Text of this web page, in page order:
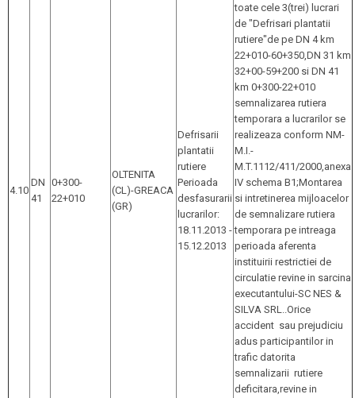
4.10
DN
41
0+300-
22+010
OLTENITA
(CL)-GREACA
(GR)
Defrisarii
plantatii
rutiere
Perioada
desfasurarii
lucrarilor:
18.11.2013 -
15.12.2013
toate cele 3(trei) lucrari
de "Defrisari plantatii
rutiere"de pe DN 4 km
22+010-60+350,DN 31 km
32+00-59+200 si DN 41
km 0+300-22+010
semnalizarea rutiera
temporara a lucrarilor se
realizeaza conform NM-
M.I.-
M.T.1112/411/2000,anexa
IV schema B1;Montarea
si intretinerea mijloacelor
de semnalizare rutiera
temporara pe intreaga
perioada aferenta
instituirii restrictiei de
circulatie revine in sarcina
executantului-SC NES &
SILVA SRL..Orice
accident sau prejudiciu
adus participantilor in
trafic datorita
semnalizarii rutiere
deficitara,revine in